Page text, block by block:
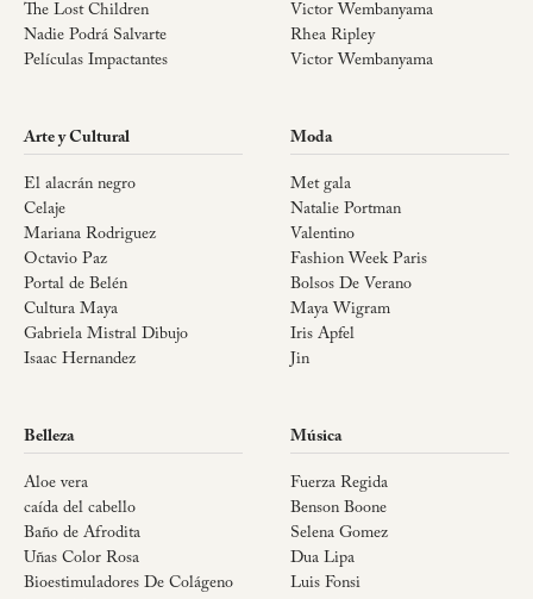
The Lost Children
Nadie Podrá Salvarte
Películas Impactantes
Victor Wembanyama
Rhea Ripley
Victor Wembanyama
Arte y Cultural
El alacrán negro
Celaje
Mariana Rodriguez
Octavio Paz
Portal de Belén
Cultura Maya
Gabriela Mistral Dibujo
Isaac Hernandez
Moda
Met gala
Natalie Portman
Valentino
Fashion Week Paris
Bolsos De Verano
Maya Wigram
Iris Apfel
Jin
Belleza
Aloe vera
caída del cabello
Baño de Afrodita
Uñas Color Rosa
Bioestimuladores De Colágeno
Música
Fuerza Regida
Benson Boone
Selena Gomez
Dua Lipa
Luis Fonsi